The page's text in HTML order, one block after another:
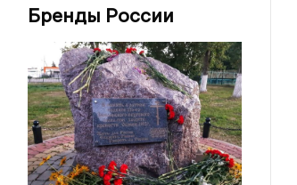
Бренды России